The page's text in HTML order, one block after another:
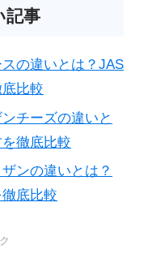
記事
スの違いとは？JAS
比較
チーズの違いと
徹底比較
ンの違いとは？
底比較